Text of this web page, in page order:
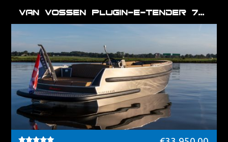
Van Vossen Plugin-E-tender 700